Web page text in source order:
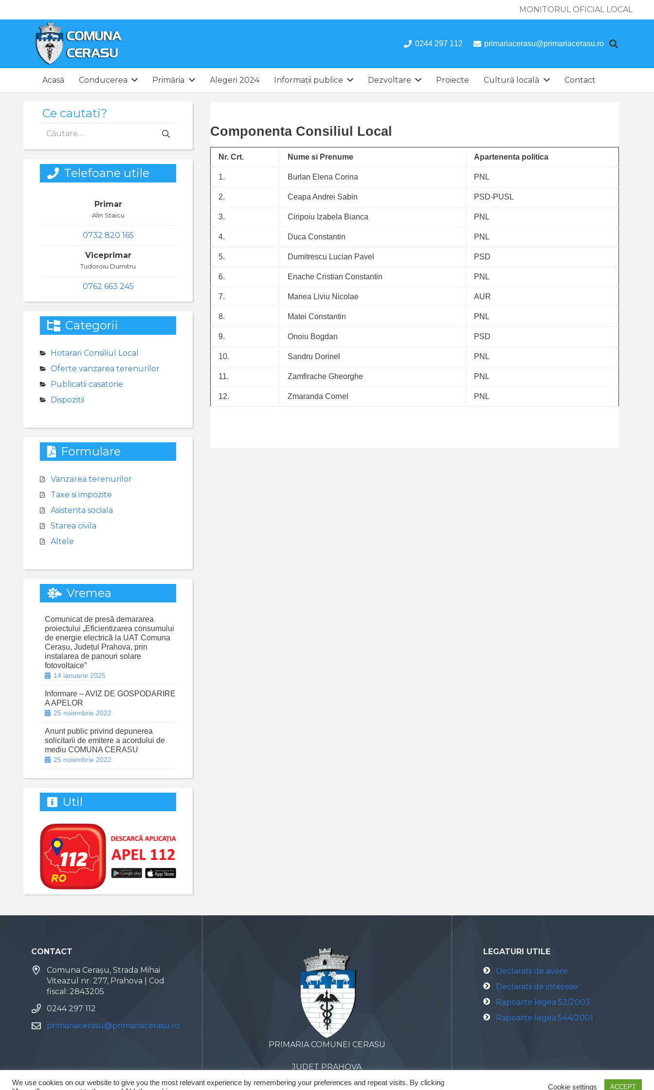
MONITORUL OFICIAL LOCAL
0244 297 112 primariacerasu@primariacerasu.ro
Acasă Conducerea Primăria Alegeri 2024 Informații publice Dezvoltare Proiecte Cultură locală Contact
Componenta Consiliul Local
Nr. Crt. Nume si Prenume Apartenenta politica
1. Burlan Elena Corina PNL
2. Ceapa Andrei Sabin PSD-PUSL
3. Ciripoiu Izabela Bianca PNL
4. Duca Constantin PNL
5. Dumitrescu Lucian Pavel PSD
6. Enache Cristian Constantin PNL
7. Manea Liviu Nicolae AUR
8. Matei Constantin PNL
9. Onoiu Bogdan PSD
10. Sandru Dorinel PNL
11. Zamfirache Gheorghe PNL
12. Zmaranda Cornel PNL
Ce cautati?
după:
Telefoane utile
Primar
Alin Staicu
0732 820 165
Viceprimar
Tudoroiu Dumitru
0762 663 245
Categorii
Hotarari Consiliul Local
Oferte vanzarea terenurilor
Publicatii casatorie
Dispozitii
Formulare
Vanzarea terenurilor
Taxe si impozite
Asistenta sociala
Starea civila
Altele
Vremea
Comunicat de presă demararea
proiectului „Eficientizarea consumului
de energie electrică la UAT Comuna
Cerașu, Județul Prahova, prin
instalarea de panouri solare
fotovoltaice”
14 ianuarie 2025
Informare – AVIZ DE GOSPODARIRE
A APELOR
25 noiembrie 2022
Anunt public privind depunerea
solicitarii de emitere a acordului de
mediu COMUNA CERASU
25 noiembrie 2022
Util
CONTACT
Comuna Cerașu, Strada Mihai
Viteazul nr. 277, Prahova | Cod
fiscal: 2843205
0244 297 112
primariacerasu@primariacerasu.ro
PRIMARIA COMUNEI CERASU
JUDET PRAHOVA
LEGATURI UTILE
Declaratii de avere
Declaratii de interese
Rapoarte legea 52/2003
Rapoarte legea 544/2001
We use cookies on our website to give you the most relevant experience by remembering your preferences and repeat visits. By clicking
Cookie settings ACCEPT